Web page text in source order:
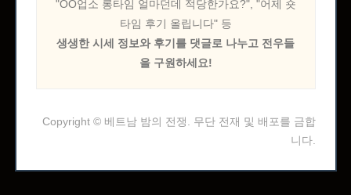
"OO업소 롱타임 얼마던데 적당한가요?", "어제 숏
타임 후기 올립니다" 등
생생한 시세 정보와 후기를 댓글로 나누고 전우들
을 구원하세요!
Copyright © 베트남 밤의 전쟁. 무단 전재 및 배포를 금합
니다.